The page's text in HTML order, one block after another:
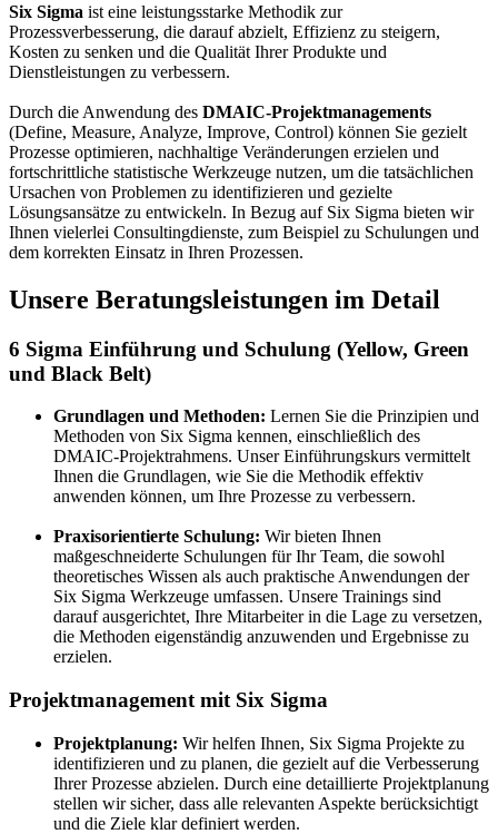
Six Sigma ist eine leistungsstarke Methodik zur
Prozessverbesserung, die darauf abzielt, Effizienz zu steigern,
Kosten zu senken und die Qualität Ihrer Produkte und
Dienstleistungen zu verbessern.
Durch die Anwendung des DMAIC-Projektmanagements
(Define, Measure, Analyze, Improve, Control) können Sie gezielt
Prozesse optimieren, nachhaltige Veränderungen erzielen und
fortschrittliche statistische Werkzeuge nutzen, um die tatsächlichen
Ursachen von Problemen zu identifizieren und gezielte
Lösungsansätze zu entwickeln. In Bezug auf Six Sigma bieten wir
Ihnen vielerlei Consultingdienste, zum Beispiel zu Schulungen und
dem korrekten Einsatz in Ihren Prozessen.
Unsere Beratungsleistungen im Detail
6 Sigma Einführung und Schulung (Yellow, Green
und Black Belt)
Grundlagen und Methoden: Lernen Sie die Prinzipien und
Methoden von Six Sigma kennen, einschließlich des
DMAIC-Projektrahmens. Unser Einführungskurs vermittelt
Ihnen die Grundlagen, wie Sie die Methodik effektiv
anwenden können, um Ihre Prozesse zu verbessern.
Praxisorientierte Schulung: Wir bieten Ihnen
maßgeschneiderte Schulungen für Ihr Team, die sowohl
theoretisches Wissen als auch praktische Anwendungen der
Six Sigma Werkzeuge umfassen. Unsere Trainings sind
darauf ausgerichtet, Ihre Mitarbeiter in die Lage zu versetzen,
die Methoden eigenständig anzuwenden und Ergebnisse zu
erzielen.
Projektmanagement mit Six Sigma
Projektplanung: Wir helfen Ihnen, Six Sigma Projekte zu
identifizieren und zu planen, die gezielt auf die Verbesserung
Ihrer Prozesse abzielen. Durch eine detaillierte Projektplanung
stellen wir sicher, dass alle relevanten Aspekte berücksichtigt
und die Ziele klar definiert werden.